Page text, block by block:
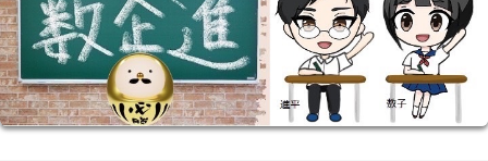
個別・少人数指導の数学専門塾（中・高・卒生対象）